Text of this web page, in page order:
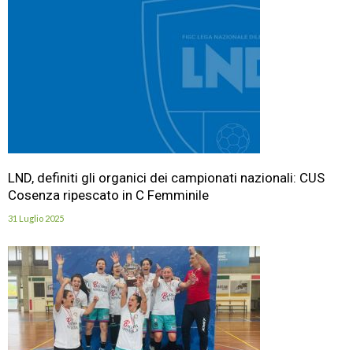
LND, definiti gli organici dei campionati nazionali: CUS
Cosenza ripescato in C Femminile
31 Luglio 2025